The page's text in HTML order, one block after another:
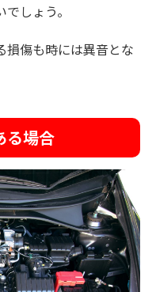
しょう。
損傷も時には異音とな
る場合